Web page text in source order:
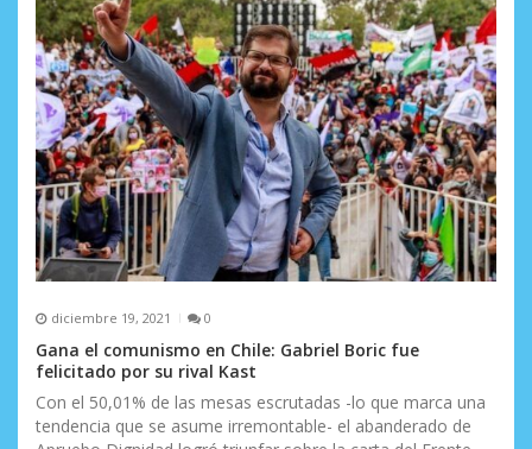
e
n
t
r
a
d
a
s diciembre 19, 2021 0
Gana el comunismo en Chile: Gabriel Boric fue
felicitado por su rival Kast
Con el 50,01% de las mesas escrutadas -lo que marca una
tendencia que se asume irremontable- el abanderado de